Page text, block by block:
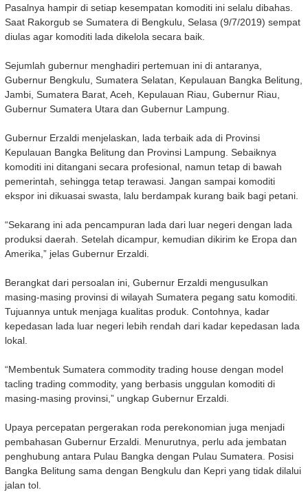
Pasalnya hampir di setiap kesempatan komoditi ini selalu dibahas.
Saat Rakorgub se Sumatera di Bengkulu, Selasa (9/7/2019) sempat
diulas agar komoditi lada dikelola secara baik.
Sejumlah gubernur menghadiri pertemuan ini di antaranya,
Gubernur Bengkulu, Sumatera Selatan, Kepulauan Bangka Belitung,
Jambi, Sumatera Barat, Aceh, Kepulauan Riau, Gubernur Riau,
Gubernur Sumatera Utara dan Gubernur Lampung.
Gubernur Erzaldi menjelaskan, lada terbaik ada di Provinsi
Kepulauan Bangka Belitung dan Provinsi Lampung. Sebaiknya
komoditi ini ditangani secara profesional, namun tetap di bawah
pemerintah, sehingga tetap terawasi. Jangan sampai komoditi
ekspor ini dikuasai swasta, lalu berdampak kurang baik bagi petani.
“Sekarang ini ada pencampuran lada dari luar negeri dengan lada
produksi daerah. Setelah dicampur, kemudian dikirim ke Eropa dan
Amerika,” jelas Gubernur Erzaldi.
Berangkat dari persoalan ini, Gubernur Erzaldi mengusulkan
masing-masing provinsi di wilayah Sumatera pegang satu komoditi.
Tujuannya untuk menjaga kualitas produk. Contohnya, kadar
kepedasan lada luar negeri lebih rendah dari kadar kepedasan lada
lokal.
“Membentuk Sumatera commodity trading house dengan model
tacling trading commodity, yang berbasis unggulan komoditi di
masing-masing provinsi,” ungkap Gubernur Erzaldi.
Upaya percepatan pergerakan roda perekonomian juga menjadi
pembahasan Gubernur Erzaldi. Menurutnya, perlu ada jembatan
penghubung antara Pulau Bangka dengan Pulau Sumatera. Posisi
Bangka Belitung sama dengan Bengkulu dan Kepri yang tidak dilalui
jalan tol.